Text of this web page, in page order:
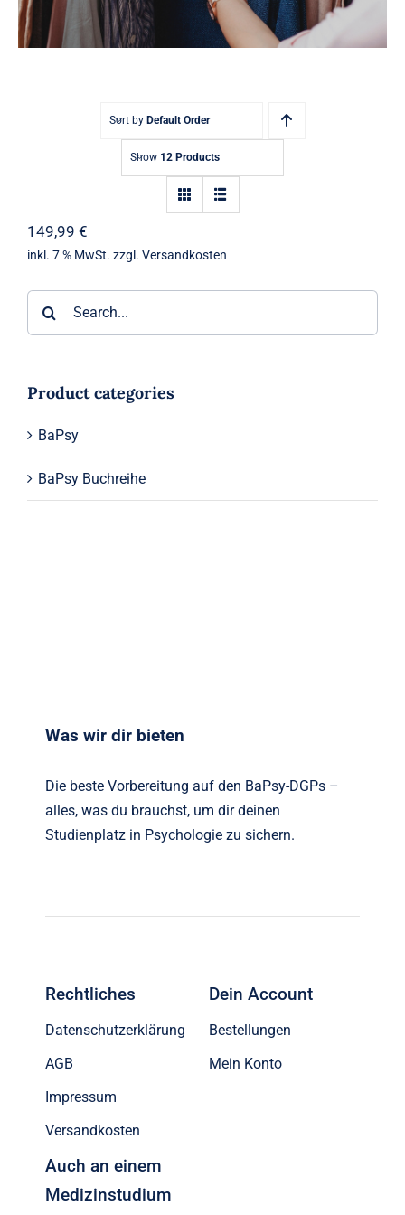
Blog
0 Artikel
Sort by Default Order
Show 12 Products
149,99 €
inkl. 7 % MwSt. zzgl. Versandkosten
nach:
Product categories
BaPsy
BaPsy Buchreihe
Was wir dir bieten
Die beste Vorbereitung auf den BaPsy-DGPs –
alles, was du brauchst, um dir deinen
Studienplatz in Psychologie zu sichern.
Rechtliches
Datenschutzerklärung
AGB
Impressum
Versandkosten
Dein Account
Bestellungen
Mein Konto
Auch an einem
Medizinstudium